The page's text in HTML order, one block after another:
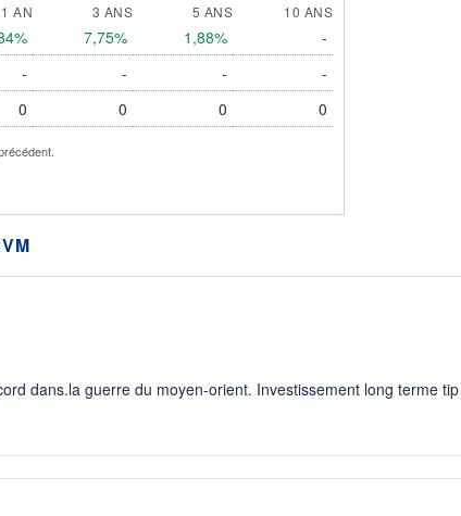
1 AN 3 ANS 5 ANS
10 ANS
7,75% 1,88% -
- - - -
0 0 0 0
dans.la guerre du moyen-orient. Investissement long terme